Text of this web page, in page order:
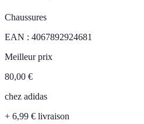
Chaussures
EAN : 4067892924681
Meilleur prix
80,00 €
chez adidas
+ 6,99 € livraison